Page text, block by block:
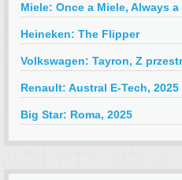
Miele: Once a Miele, Always a
Heineken: The Flipper
Volkswagen: Tayron, Z
Renault: Austral E-Tech, 2025
Big Star: Roma, 2025